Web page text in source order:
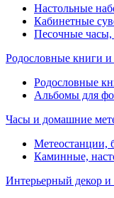
Настольные
Кабинетные
Песочные часы,
Родословные книги
Родословные
Альбомы для
Часы и домашние
Метеостанции,
Каминные,
Интерьерный декор и